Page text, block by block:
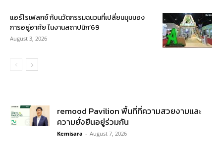
แอร์โรเฟลกซ์ กับนวัตกรรมฉนวนที่เปลี่ยนมุมมอง
การอยู่อาศัย ในงานสถาปนิก’69
August 3, 2026
remood Pavilion พื้นที่ที่ความสวยงามและ
ความยั่งยืนอยู่ร่วมกัน
Kemisara - August 7, 2026